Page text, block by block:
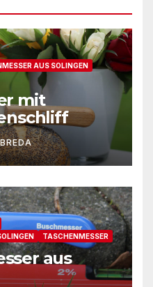
AUS SOLINGEN
mit
BREDA
TASCHENMESSER
aus